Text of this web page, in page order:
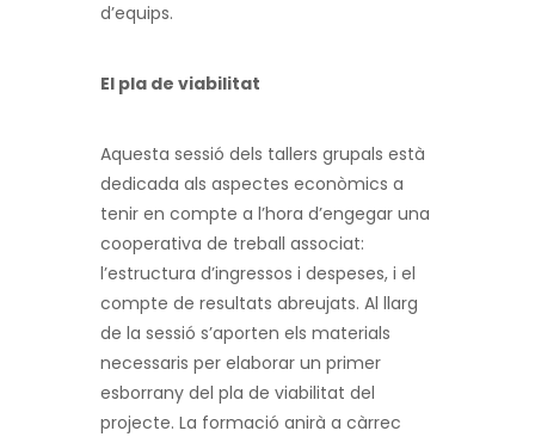
d’equips.
El pla de viabilitat
Aquesta sessió dels tallers grupals està
dedicada als aspectes econòmics a
tenir en compte a l’hora d’engegar una
cooperativa de treball associat:
l’estructura d’ingressos i despeses, i el
compte de resultats abreujats. Al llarg
de la sessió s’aporten els materials
necessaris per elaborar un primer
esborrany del pla de viabilitat del
projecte. La formació anirà a càrrec